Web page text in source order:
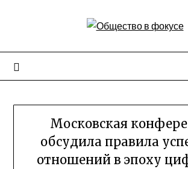
Московская
обсудила правила
отношений в эпоху